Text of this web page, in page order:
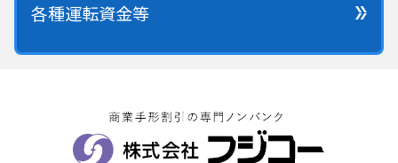
各種運転資金等